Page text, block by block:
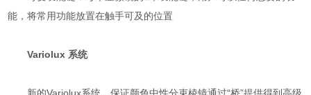
能，将常用功能放置在触手可及的位置
Variolux 系统